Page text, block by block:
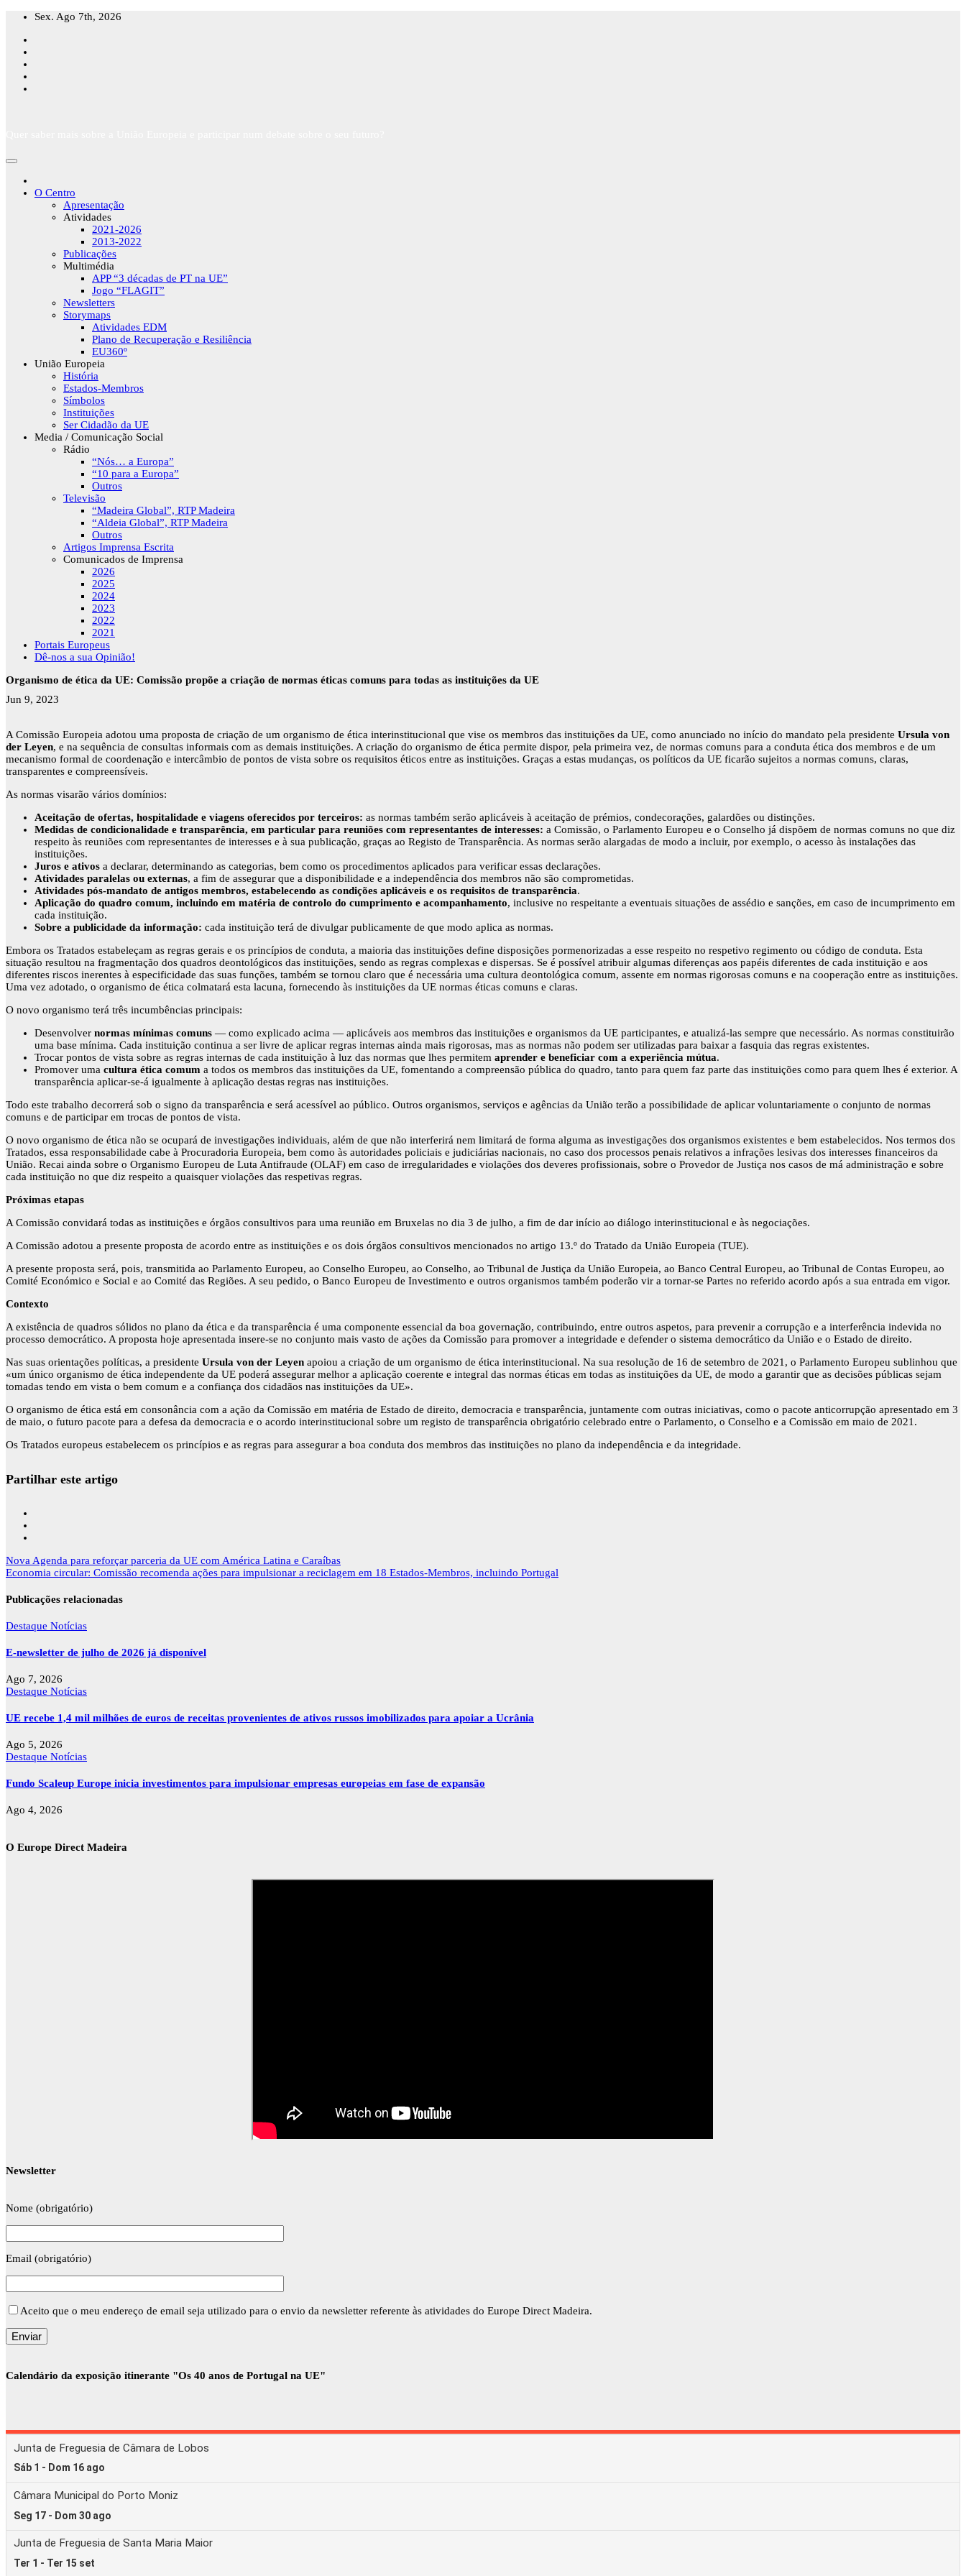
Skip
content
Sex. Ago 7th, 2026
O Centro
Apresentação
Atividades
2021-2026
2013-2022
Publicações
Multimédia
APP “3 décadas de PT na UE”
Jogo “FLAGIT”
Newsletters
Storymaps
Atividades EDM
Plano de Recuperação e Resiliência
EU360º
União Europeia
História
Estados-Membros
Símbolos
Instituições
Ser Cidadão da UE
Media / Comunicação Social
Rádio
“Nós… a Europa”
“10 para a Europa”
Outros
Televisão
“Madeira Global”, RTP Madeira
“Aldeia Global”, RTP Madeira
Outros
Artigos Imprensa Escrita
Comunicados de Imprensa
2026
2025
2024
2023
2022
2021
Portais Europeus
Dê-nos a sua Opinião!
Organismo de ética da UE: Comissão propõe a criação de normas éticas comuns para todas as instituições da UE
Jun 9, 2023
A Comissão Europeia adotou uma proposta de criação de um organismo de ética interinstitucional que vise os membros das instituições da UE, como anunciado no início do mandato pela presidente Ursula von
der Leyen, e na sequência de consultas informais com as demais instituições. A criação do organismo de ética permite dispor, pela primeira vez, de normas comuns para a conduta ética dos membros e de um
mecanismo formal de coordenação e intercâmbio de pontos de vista sobre os requisitos éticos entre as instituições. Graças a estas mudanças, os políticos da UE ficarão sujeitos a normas comuns, claras,
transparentes e compreensíveis.
As normas visarão vários domínios:
Aceitação de ofertas, hospitalidade e viagens oferecidos por terceiros: as normas também serão aplicáveis à aceitação de prémios, condecorações, galardões ou distinções.
Medidas de condicionalidade e transparência, em particular para reuniões com representantes de interesses: a Comissão, o Parlamento Europeu e o Conselho já dispõem de normas comuns no que diz
respeito às reuniões com representantes de interesses e à sua publicação, graças ao Registo de Transparência. As normas serão alargadas de modo a incluir, por exemplo, o acesso às instalações das
instituições.
Juros e ativos a declarar, determinando as categorias, bem como os procedimentos aplicados para verificar essas declarações.
Atividades paralelas ou externas, a fim de assegurar que a disponibilidade e a independência dos membros não são comprometidas.
Atividades pós-mandato de antigos membros, estabelecendo as condições aplicáveis e os requisitos de transparência.
Aplicação do quadro comum, incluindo em matéria de controlo do cumprimento e acompanhamento, inclusive no respeitante a eventuais situações de assédio e sanções, em caso de incumprimento em
cada instituição.
Sobre a publicidade da informação: cada instituição terá de divulgar publicamente de que modo aplica as normas.
Embora os Tratados estabeleçam as regras gerais e os princípios de conduta, a maioria das instituições define disposições pormenorizadas a esse respeito no respetivo regimento ou código de conduta. Esta
situação resultou na fragmentação dos quadros deontológicos das instituições, sendo as regras complexas e dispersas. Se é possível atribuir algumas diferenças aos papéis diferentes de cada instituição e aos
diferentes riscos inerentes à especificidade das suas funções, também se tornou claro que é necessária uma cultura deontológica comum, assente em normas rigorosas comuns e na cooperação entre as instituições.
Uma vez adotado, o organismo de ética colmatará esta lacuna, fornecendo às instituições da UE normas éticas comuns e claras.
O novo organismo terá três incumbências principais:
Desenvolver normas mínimas comuns — como explicado acima — aplicáveis aos membros das instituições e organismos da UE participantes, e atualizá-las sempre que necessário. As normas constituirão
uma base mínima. Cada instituição continua a ser livre de aplicar regras internas ainda mais rigorosas, mas as normas não podem ser utilizadas para baixar a fasquia das regras existentes.
Trocar pontos de vista sobre as regras internas de cada instituição à luz das normas que lhes permitem aprender e beneficiar com a experiência mútua.
Promover uma cultura ética comum a todos os membros das instituições da UE, fomentando a compreensão pública do quadro, tanto para quem faz parte das instituições como para quem lhes é exterior. A
transparência aplicar-se-á igualmente à aplicação destas regras nas instituições.
Todo este trabalho decorrerá sob o signo da transparência e será acessível ao público. Outros organismos, serviços e agências da União terão a possibilidade de aplicar voluntariamente o conjunto de normas
comuns e de participar em trocas de pontos de vista.
O novo organismo de ética não se ocupará de investigações individuais, além de que não interferirá nem limitará de forma alguma as investigações dos organismos existentes e bem estabelecidos. Nos termos dos
Tratados, essa responsabilidade cabe à Procuradoria Europeia, bem como às autoridades policiais e judiciárias nacionais, no caso dos processos penais relativos a infrações lesivas dos interesses financeiros da
União. Recai ainda sobre o Organismo Europeu de Luta Antifraude (OLAF) em caso de irregularidades e violações dos deveres profissionais, sobre o Provedor de Justiça nos casos de má administração e sobre
cada instituição no que diz respeito a quaisquer violações das respetivas regras.
Próximas etapas
A Comissão convidará todas as instituições e órgãos consultivos para uma reunião em Bruxelas no dia 3 de julho, a fim de dar início ao diálogo interinstitucional e às negociações.
A Comissão adotou a presente proposta de acordo entre as instituições e os dois órgãos consultivos mencionados no artigo 13.º do Tratado da União Europeia (TUE).
A presente proposta será, pois, transmitida ao Parlamento Europeu, ao Conselho Europeu, ao Conselho, ao Tribunal de Justiça da União Europeia, ao Banco Central Europeu, ao Tribunal de Contas Europeu, ao
Comité Económico e Social e ao Comité das Regiões. A seu pedido, o Banco Europeu de Investimento e outros organismos também poderão vir a tornar-se Partes no referido acordo após a sua entrada em vigor.
Contexto
A existência de quadros sólidos no plano da ética e da transparência é uma componente essencial da boa governação, contribuindo, entre outros aspetos, para prevenir a corrupção e a interferência indevida no
processo democrático. A proposta hoje apresentada insere-se no conjunto mais vasto de ações da Comissão para promover a integridade e defender o sistema democrático da União e o Estado de direito.
Nas suas orientações políticas, a presidente Ursula von der Leyen apoiou a criação de um organismo de ética interinstitucional. Na sua resolução de 16 de setembro de 2021, o Parlamento Europeu sublinhou que
«um único organismo de ética independente da UE poderá assegurar melhor a aplicação coerente e integral das normas éticas em todas as instituições da UE, de modo a garantir que as decisões públicas sejam
tomadas tendo em vista o bem comum e a confiança dos cidadãos nas instituições da UE».
O organismo de ética está em consonância com a ação da Comissão em matéria de Estado de direito, democracia e transparência, juntamente com outras iniciativas, como o pacote anticorrupção apresentado em 3
de maio, o futuro pacote para a defesa da democracia e o acordo interinstitucional sobre um registo de transparência obrigatório celebrado entre o Parlamento, o Conselho e a Comissão em maio de 2021.
Os Tratados europeus estabelecem os princípios e as regras para assegurar a boa conduta dos membros das instituições no plano da independência e da integridade.
Partilhar este artigo
Navegação
de
Nova Agenda para reforçar parceria da UE com América Latina e Caraíbas
Economia circular: Comissão recomenda ações para impulsionar a reciclagem em 18 Estados-Membros, incluindo Portugal
Publicações relacionadas
Destaque Notícias
E-newsletter de julho de 2026 já disponível
Ago 7, 2026
Destaque Notícias
UE recebe 1,4 mil milhões de euros de receitas provenientes de ativos russos imobilizados para apoiar a Ucrânia
Ago 5, 2026
Destaque Notícias
Fundo Scaleup Europe inicia investimentos para impulsionar empresas europeias em fase de expansão
Ago 4, 2026
O Europe Direct Madeira
Newsletter
Nome (obrigatório)
Email (obrigatório)
Aceito que o meu endereço de email seja utilizado para o envio da newsletter referente às atividades do Europe Direct Madeira.
Calendário da exposição itinerante "Os 40 anos de Portugal na UE"